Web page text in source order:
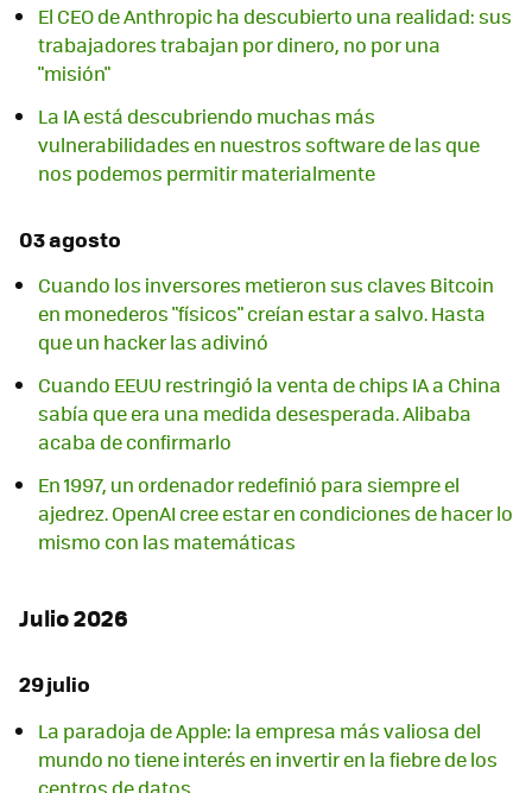
El CEO de Anthropic ha descubierto una realidad: sus
trabajadores trabajan por dinero, no por una
"misión"
La IA está descubriendo muchas más
vulnerabilidades en nuestros software de las que
nos podemos permitir materialmente
03 agosto
Cuando los inversores metieron sus claves Bitcoin
en monederos "físicos" creían estar a salvo. Hasta
que un hacker las adivinó
Cuando EEUU restringió la venta de chips IA a China
sabía que era una medida desesperada. Alibaba
acaba de confirmarlo
En 1997, un ordenador redefinió para siempre el
ajedrez. OpenAI cree estar en condiciones de hacer lo
mismo con las matemáticas
Julio 2026
29 julio
La paradoja de Apple: la empresa más valiosa del
mundo no tiene interés en invertir en la fiebre de los
centros de datos